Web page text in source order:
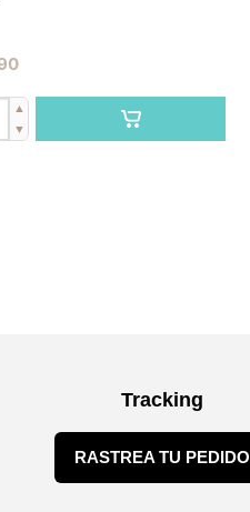
▲
▼
Tracking
RASTREA TU PEDIDO